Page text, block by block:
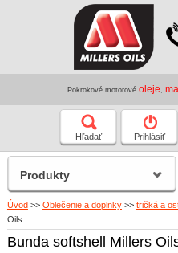
Pokrokové motorové oleje
Hľadať Prihlásiť
Úvod >> Oblečenie a doplnky >> tričká a
Oils
Bunda softshell Millers
Produkty